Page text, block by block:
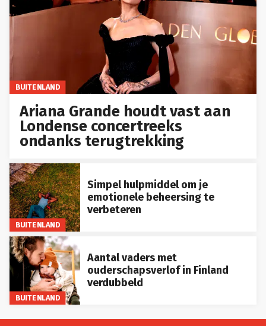
BUITENLAND
Ariana Grande houdt vast aan
Londense concertreeks
ondanks terugtrekking
BUITENLAND
Simpel hulpmiddel om je
emotionele beheersing te
verbeteren
BUITENLAND
Aantal vaders met
ouderschapsverlof in Finland
verdubbeld